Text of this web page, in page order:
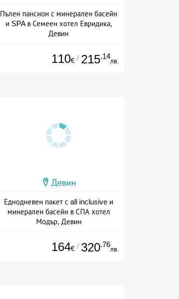
Пълен пансион с минерален басейн
и SPA в Семеен хотел Евридика,
Девин
110€ / 215.14
лв.
Девин
Еднодневен пакет с all inclusive и
минерален басейн в СПА хотел
Модър, Девин
164€ / 320.76
лв.